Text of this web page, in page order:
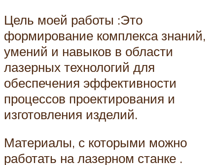
Цель моей работы :Это
формирование комплекса знаний,
умений и навыков в области
лазерных технологий для
обеспечения эффективности
процессов проектирования и
изготовления изделий.
Материалы, с которыми можно
работать на лазерном станке .